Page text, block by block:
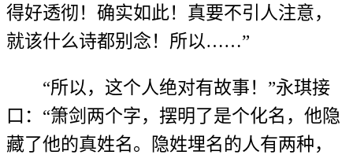
得好透彻！确实如此！真要不引人注意，
就该什么诗都别念！所以……”
“所以，这个人绝对有故事！”永琪接
口：“箫剑两个字，摆明了是个化名，他隐
藏了他的真姓名。隐姓埋名的人有两种，